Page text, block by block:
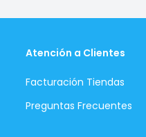
Atención a Clientes
Facturación Tiendas
Preguntas Frecuentes